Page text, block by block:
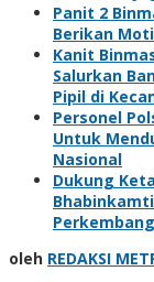
Panit 2
Berikan
Kanit
Salurkan
Pipil di
Personel
Untuk
Nasional
Dukung
oleh REDAKSI